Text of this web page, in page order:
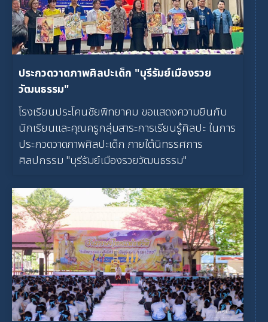
ประกวดวาดภาพศิลปะเด็ก "บุรีรัมย์เมืองรวย
วัฒนธรรม"
โรงเรียนประโคนชัยพิทยาคม ขอแสดงความยินกับ
นักเรียนและคุณครูกลุ่มสาระการเรียนรู้ศิลปะ ในการ
ประกวดวาดภาพศิลปะเด็ก ภายใต้นิทรรศการ
ศิลปกรรม "บุรีรัมย์เมืองรวยวัฒนธรรม"